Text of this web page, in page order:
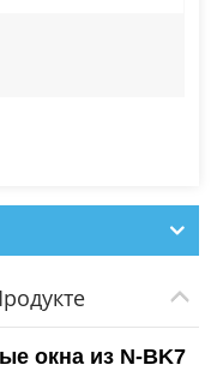
окна из N-BK7